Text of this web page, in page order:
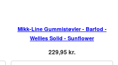
Mikk-Line Gummistøvler - Barfod -
Wellies Solid - Sunflower
229,95 kr.